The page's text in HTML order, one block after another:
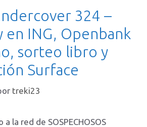
324 –
en ING, Openbank
sorteo libro y
Surface
treki23
la red de SOSPECHOSOS